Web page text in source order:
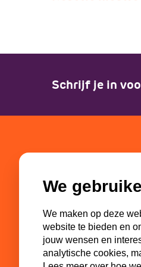
Schrijf je in
Bestuur
Geschiedenis
Commissies
We
We maken op deze
website te bieden en
jouw wensen en
analytische cookies,